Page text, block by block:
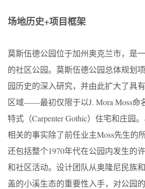
场地历史+项目框架
莫斯伍德公园位于加州奥克兰市，是
的社区公园。莫斯伍德公园总体规划
园历史的深入研究，并由此扩大了具
区域——最初仅限于以J. Mora Moss命
特式（Carpenter Gothic）住宅和庄园
相关的事实除了前任业主Moss先生的
还包括整个1970年代在公园内发生的
和社区活动。设计团队从奥隆尼民族
盖的小溪生态的重要性入手，对公园